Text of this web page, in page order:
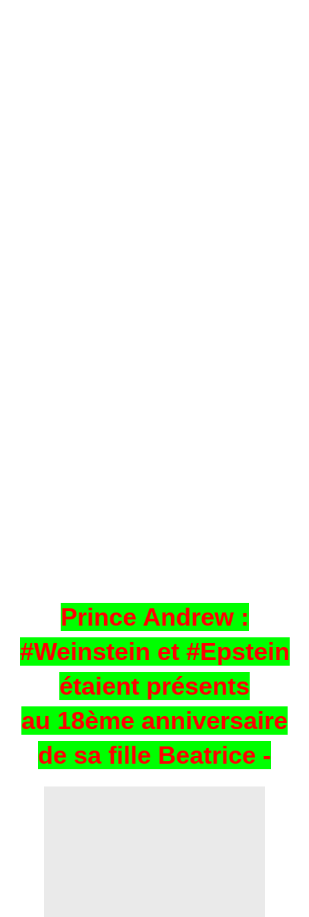
Prince Andrew :
#Weinstein et #Epstein
étaient présents
au 18ème anniversaire
de sa fille Beatrice -